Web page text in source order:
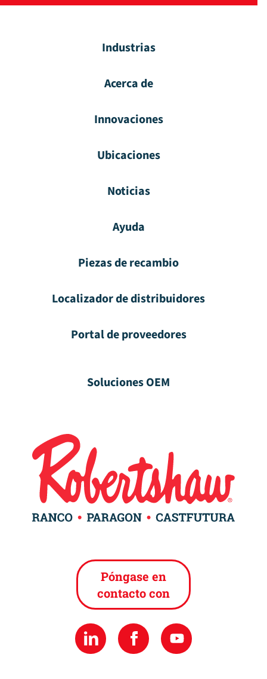
Industrias
Acerca de
Innovaciones
Ubicaciones
Noticias
Ayuda
Piezas de recambio
Localizador de distribuidores
Portal de proveedores
Soluciones OEM
Póngase en
contacto con